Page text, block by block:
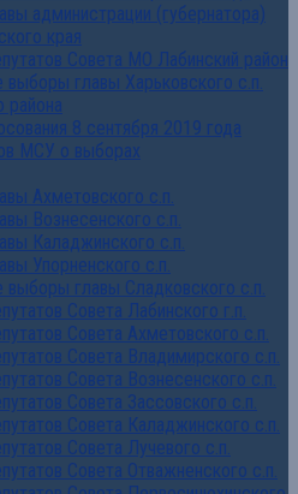
администрации (губернатора)
края
Совета МО Лабинский район
главы Харьковского с.п.
района
8 сентября 2019 года
МСУ о выборах
Ахметовского с.п.
Вознесенского с.п.
Каладжинского с.п.
Упорненского с.п.
главы Сладковского с.п.
Совета Лабинского г.п.
Совета Ахметовского с.п.
Совета Владимирского с.п.
Совета Вознесенского с.п.
Совета Зассовского с.п.
Совета Каладжинского с.п.
Совета Лучевого с.п.
Совета Отважненского с.п.